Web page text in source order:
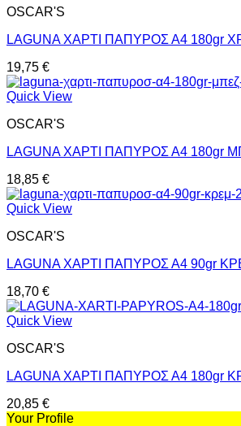
OSCAR'S
LAGUNA ΧΑΡΤΙ ΠΑΠΥΡΟΣ Α4 180gr
19,75 €
Quick View
OSCAR'S
LAGUNA ΧΑΡΤΙ ΠΑΠΥΡΟΣ Α4 180gr
18,85 €
Quick View
OSCAR'S
LAGUNA ΧΑΡΤΙ ΠΑΠΥΡΟΣ Α4 90gr
18,70 €
Quick View
OSCAR'S
LAGUNA ΧΑΡΤΙ ΠΑΠΥΡΟΣ Α4 180gr
20,85 €
Your Profile